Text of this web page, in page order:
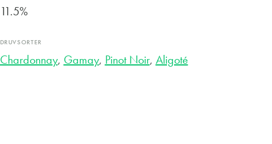
11.5%
DRUVSORTER
Chardonnay, Gamay, Pinot Noir, Aligoté